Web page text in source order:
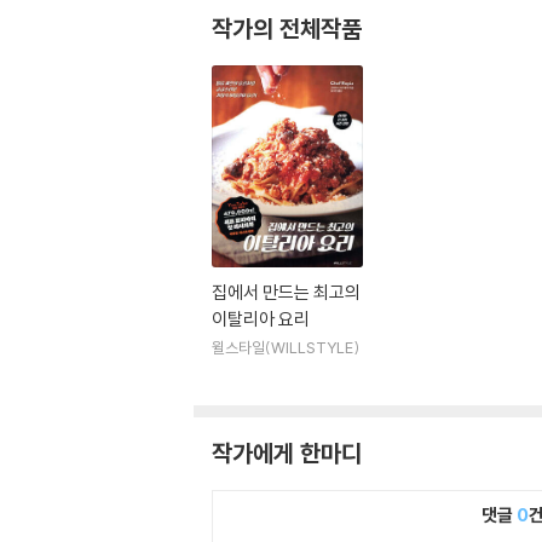
작가의 전체작품
집에서 만드는 최고의
이탈리아 요리
윌스타일(WILLSTYLE)
작가에게 한마디
댓글 0